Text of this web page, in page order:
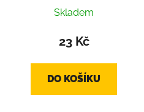
hodnocení
produktu
z
Skladem
23 Kč
DO KOŠÍKU